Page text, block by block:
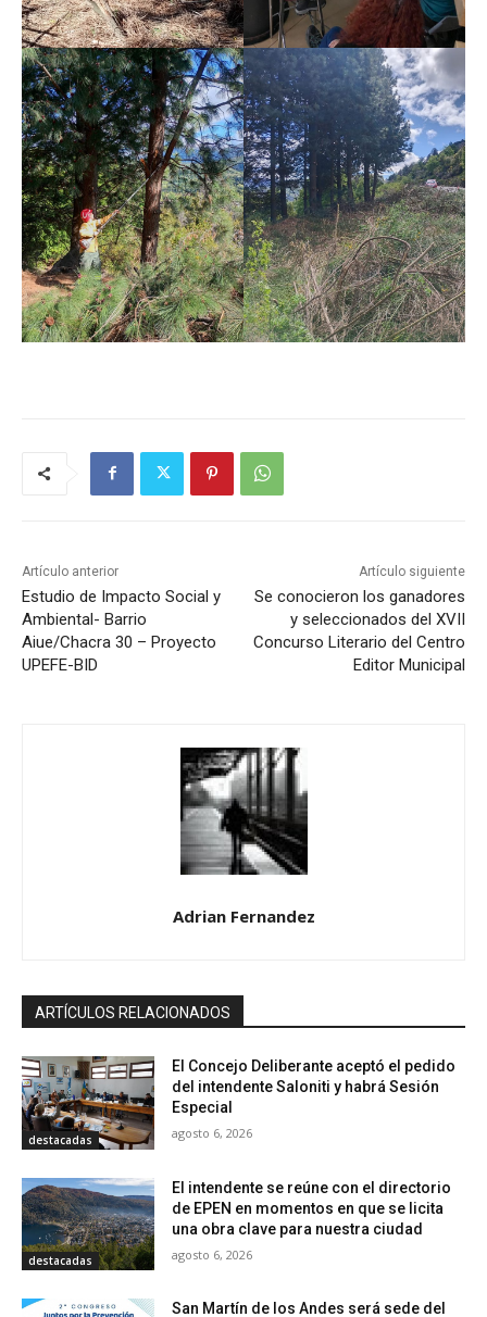
Artículo anterior
Estudio de Impacto Social y
Ambiental- Barrio
Aiue/Chacra 30 – Proyecto
UPEFE-BID
Artículo siguiente
Se conocieron los ganadores
y seleccionados del XVII
Concurso Literario del Centro
Editor Municipal
Adrian Fernandez
ARTÍCULOS RELACIONADOS
destacadas
El Concejo Deliberante aceptó el pedido
del intendente Saloniti y habrá Sesión
Especial
agosto 6, 2026
destacadas
El intendente se reúne con el directorio
de EPEN en momentos en que se licita
una obra clave para nuestra ciudad
agosto 6, 2026
San Martín de los Andes será sede del